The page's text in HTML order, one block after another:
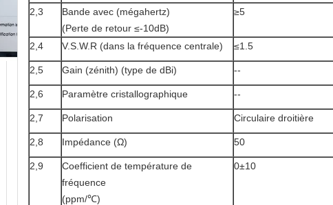
2,3
Bande avec (mégahertz)
(Perte de retour ≤-10dB)
≥5
2,4 V.S.W.R (dans la fréquence centrale) ≤1.5
2,5 Gain (zénith) (type de dBi) --
2,6 Paramètre cristallographique --
2,7 Polarisation Circulaire droitière
2,8 Impédance (Ω) 50
2,9
Coefficient de température de
fréquence
(ppm/℃)
0±10